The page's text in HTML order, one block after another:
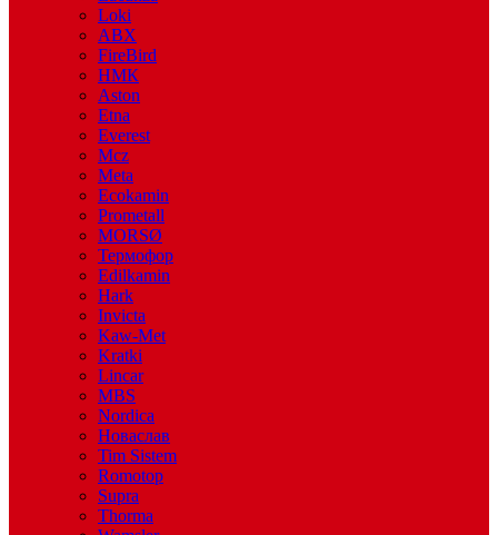
Loki
ABX
FireBird
НМК
Aston
Etna
Everest
Mcz
Meta
Ecokamin
Prometall
MORSØ
Термофор
Edilkamin
Hark
Invicta
Kaw-Met
Kratki
Lincar
MBS
Nordica
Новаслав
Tim Sistem
Romotop
Supra
Thorma